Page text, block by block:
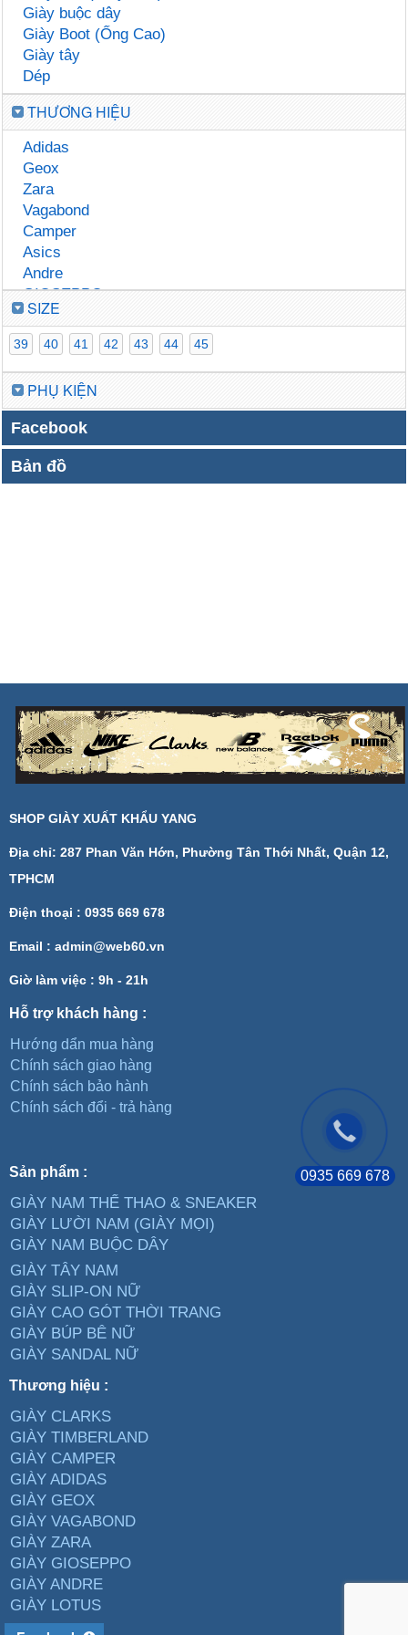
Giày buộc dây
Giày Boot (Ống Cao)
Giày tây
Dép
THƯƠNG HIỆU
Adidas
Geox
Zara
Vagabond
Camper
Asics
Andre
GIOSEPPO
Clarks
Timberland
SIZE
39 40 41 42 43 44 45
PHỤ KIỆN
Facebook
Bản đồ
SHOP GIÀY XUẤT KHẨU YANG
Địa chỉ: 287 Phan Văn Hớn, Phường Tân Thới Nhất, Quận 12,
TPHCM
Điện thoại : 0935 669 678
Email : admin@web60.vn
Giờ làm việc : 9h - 21h
Hỗ trợ khách hàng :
Hướng dẩn mua hàng
Chính sách giao hàng
Chính sách bảo hành
Chính sách đổi - trả hàng
Sản phẩm :
GIÀY NAM THỂ THAO & SNEAKER
GIÀY LƯỜI NAM (GIÀY MỌI)
GIÀY NAM BUỘC DÂY
GIÀY TÂY NAM
GIÀY SLIP-ON NỮ
GIÀY CAO GÓT THỜI TRANG
GIÀY BÚP BÊ NỮ
GIÀY SANDAL NỮ
Thương hiệu :
GIÀY CLARKS
GIÀY TIMBERLAND
GIÀY CAMPER
GIÀY ADIDAS
GIÀY GEOX
GIÀY VAGABOND
GIÀY ZARA
GIÀY GIOSEPPO
GIÀY ANDRE
GIÀY LOTUS
0935 669 678